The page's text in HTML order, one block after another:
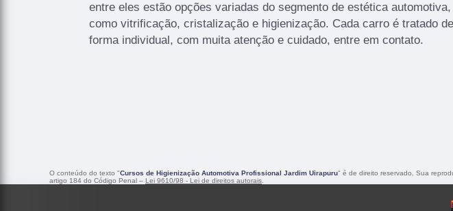
entre eles estão opções variadas do segmento de estética automotiva,
como vitrificação, cristalização e higienização. Cada carro é tratado de
forma individual, com muita atenção e cuidado, entre em contato.
O conteúdo do texto "Cursos de Higienização Automotiva Profissional Jardim Uirapuru" é de direito reservado. Sua
artigo 184 do Código Penal – Lei 9610/98 - Lei de direitos autorais.